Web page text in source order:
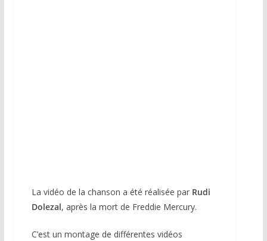
La vidéo de la chanson a été réalisée par Rudi
Dolezal, après la mort de Freddie Mercury.
C’est un montage de différentes vidéos